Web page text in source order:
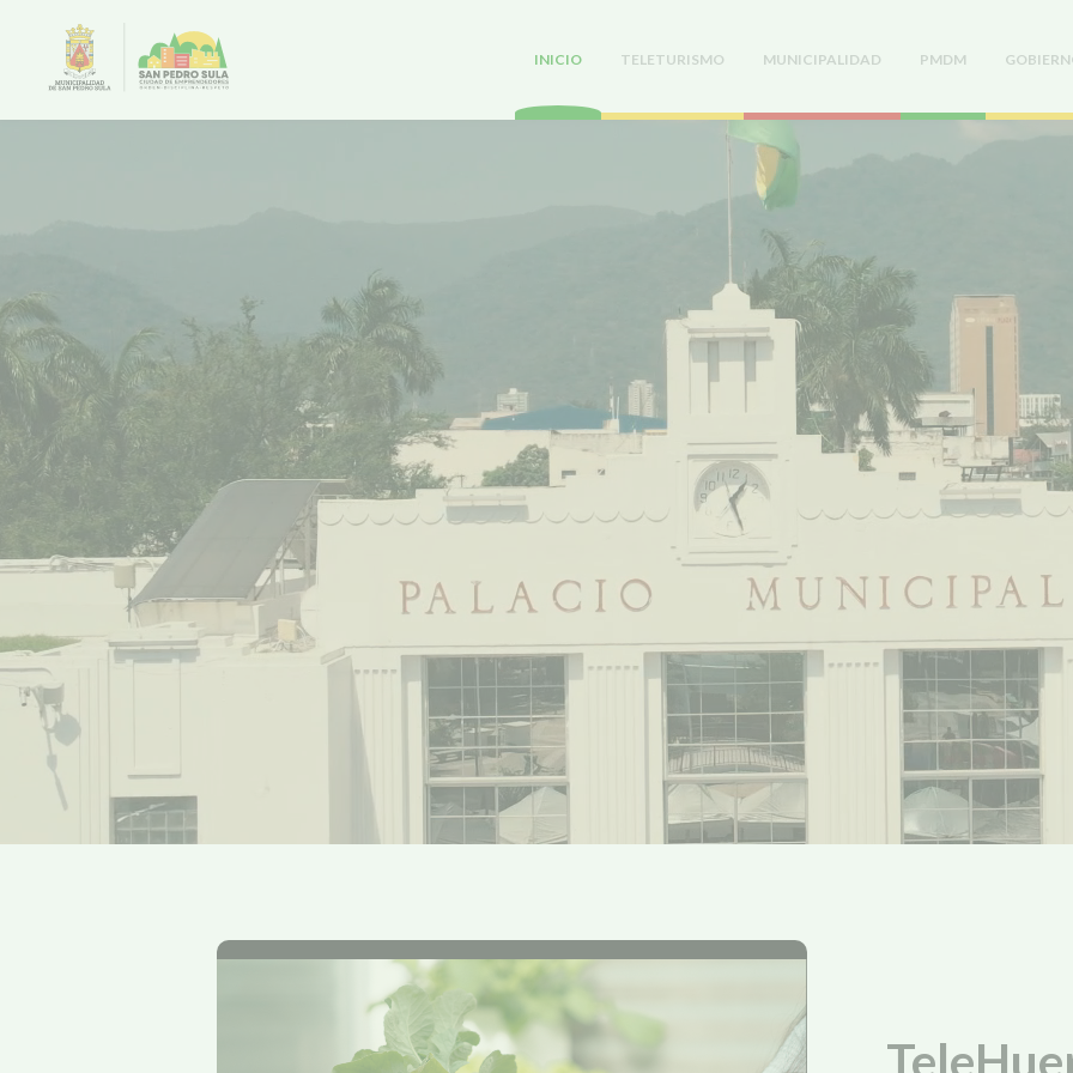
INICIO TELETURISMO MUNICIPALIDAD PMDM